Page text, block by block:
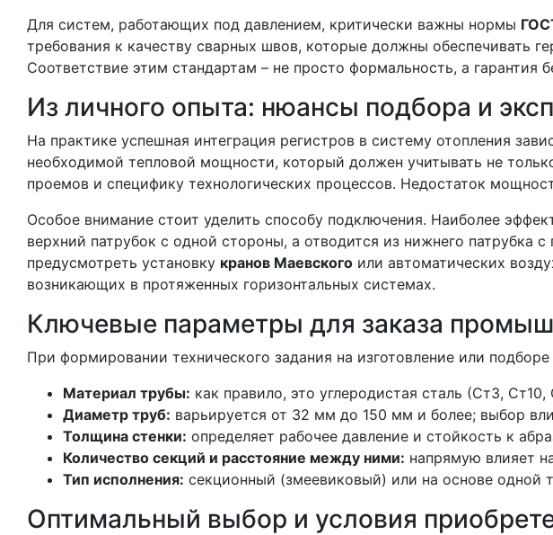
Для систем, работающих под давлением, критически важны нормы
требования к качеству сварных швов, которые должны обеспечивать
Соответствие этим стандартам – не просто формальность, а
Из личного опыта: нюансы подбора и
На практике успешная интеграция регистров в систему отопления
необходимой тепловой мощности, который должен учитывать не
проемов и специфику технологических процессов. Недостаток
Особое внимание стоит уделить способу подключения. Наиболее
верхний патрубок с одной стороны, а отводится из нижнего
предусмотреть установку кранов Маевского или автоматических
возникающих в протяженных горизонтальных системах.
Ключевые параметры для заказа
При формировании технического задания на изготовление или
Материал трубы: как правило, это углеродистая сталь (Ст3,
Диаметр труб: варьируется от 32 мм до 150 мм и более; выбор
Толщина стенки: определяет рабочее давление и стойкость к
Количество секций и расстояние между ними: напрямую влияет
Тип исполнения: секционный (змеевиковый) или на основе одной
Оптимальный выбор и условия